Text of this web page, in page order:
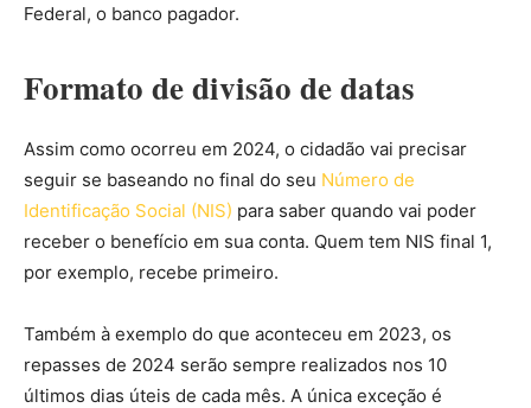
Federal, o banco pagador.
Formato de divisão de datas
Assim como ocorreu em 2024, o cidadão vai precisar
seguir se baseando no final do seu Número de
Identificação Social (NIS) para saber quando vai poder
receber o benefício em sua conta. Quem tem NIS final 1,
por exemplo, recebe primeiro.
Também à exemplo do que aconteceu em 2023, os
repasses de 2024 serão sempre realizados nos 10
últimos dias úteis de cada mês. A única exceção é